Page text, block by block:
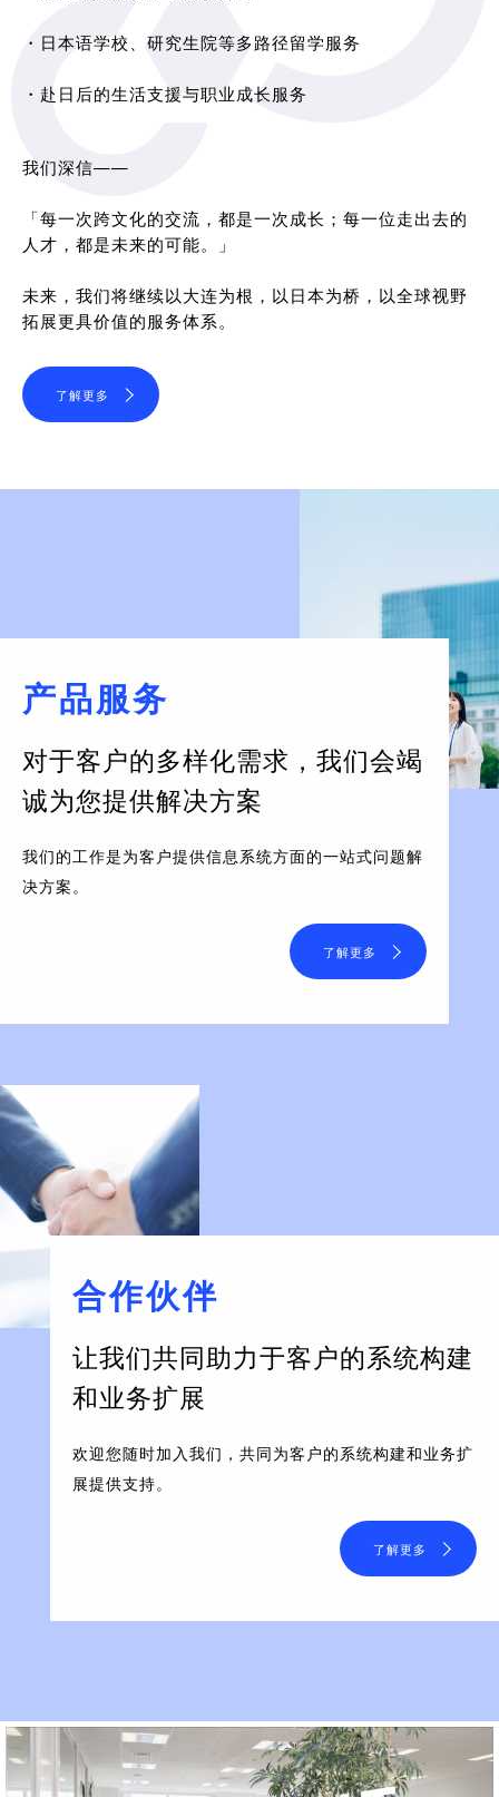
・日本语学校、研究生院等多路径留学服务
・赴日后的生活支援与职业成长服务
我们深信——
「每一次跨文化的交流，都是一次成长；每一位走出去的
人才，都是未来的可能。」
未来，我们将继续以大连为根，以日本为桥，以全球视野
拓展更具价值的服务体系。
了解更多
产品服务
对于客户的多样化需求， 我们会竭
诚为您提供解决方案
我们的工作是为客户提供信息系统方面的一站式问题解
决方案。
了解更多
合作伙伴
让我们共同助力于客户的系统构建
和业务扩展
欢迎您随时加入我们，共同为客户的系统构建和业务扩
展提供支持。
了解更多